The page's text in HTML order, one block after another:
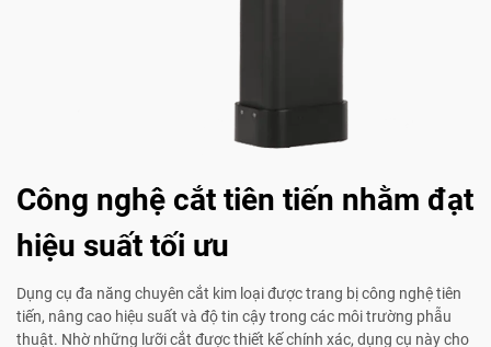
Công nghệ cắt tiên tiến nhằm đạt
hiệu suất tối ưu
Dụng cụ đa năng chuyên cắt kim loại được trang bị công nghệ tiên
tiến, nâng cao hiệu suất và độ tin cậy trong các môi trường phẫu
thuật. Nhờ những lưỡi cắt được thiết kế chính xác, dụng cụ này cho